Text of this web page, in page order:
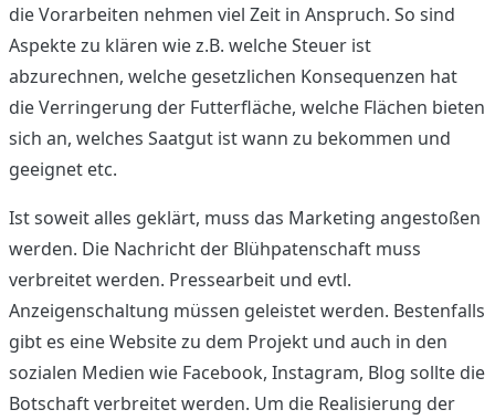
die Vorarbeiten nehmen viel Zeit in Anspruch. So sind
Aspekte zu klären wie z.B. welche Steuer ist
abzurechnen, welche gesetzlichen Konsequenzen hat
die Verringerung der Futterfläche, welche Flächen bieten
sich an, welches Saatgut ist wann zu bekommen und
geeignet etc.
Ist soweit alles geklärt, muss das Marketing angestoßen
werden. Die Nachricht der Blühpatenschaft muss
verbreitet werden. Pressearbeit und evtl.
Anzeigenschaltung müssen geleistet werden. Bestenfalls
gibt es eine Website zu dem Projekt und auch in den
sozialen Medien wie Facebook, Instagram, Blog sollte die
Botschaft verbreitet werden. Um die Realisierung der